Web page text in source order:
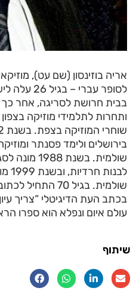
אריה בוזינסון (שם עט),
לסופר
בבית חרושת לסריגה, אחר כך
ותחרות לתלמידי מוזיקה
בירושלים ולימד פסנתר
שולמית.
שולמית. בגיל 70
בכתב העת הדיגיטלי “צריך
עולם איום ונפלא הוא ספרו
שיתוף